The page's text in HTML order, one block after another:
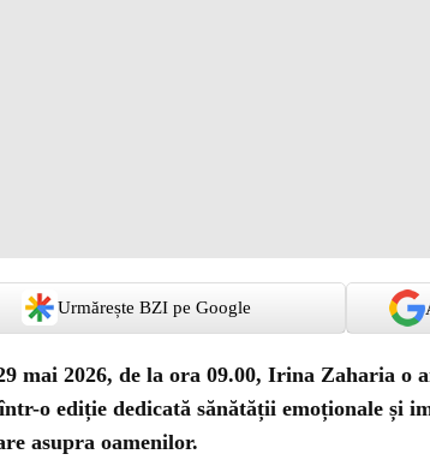
Urmărește BZI pe Google
mai 2026, de la ora 09.00, Irina Zaharia o
o ediție dedicată sănătății emoționale și
asupra oamenilor.